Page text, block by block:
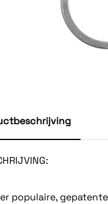
populaire,